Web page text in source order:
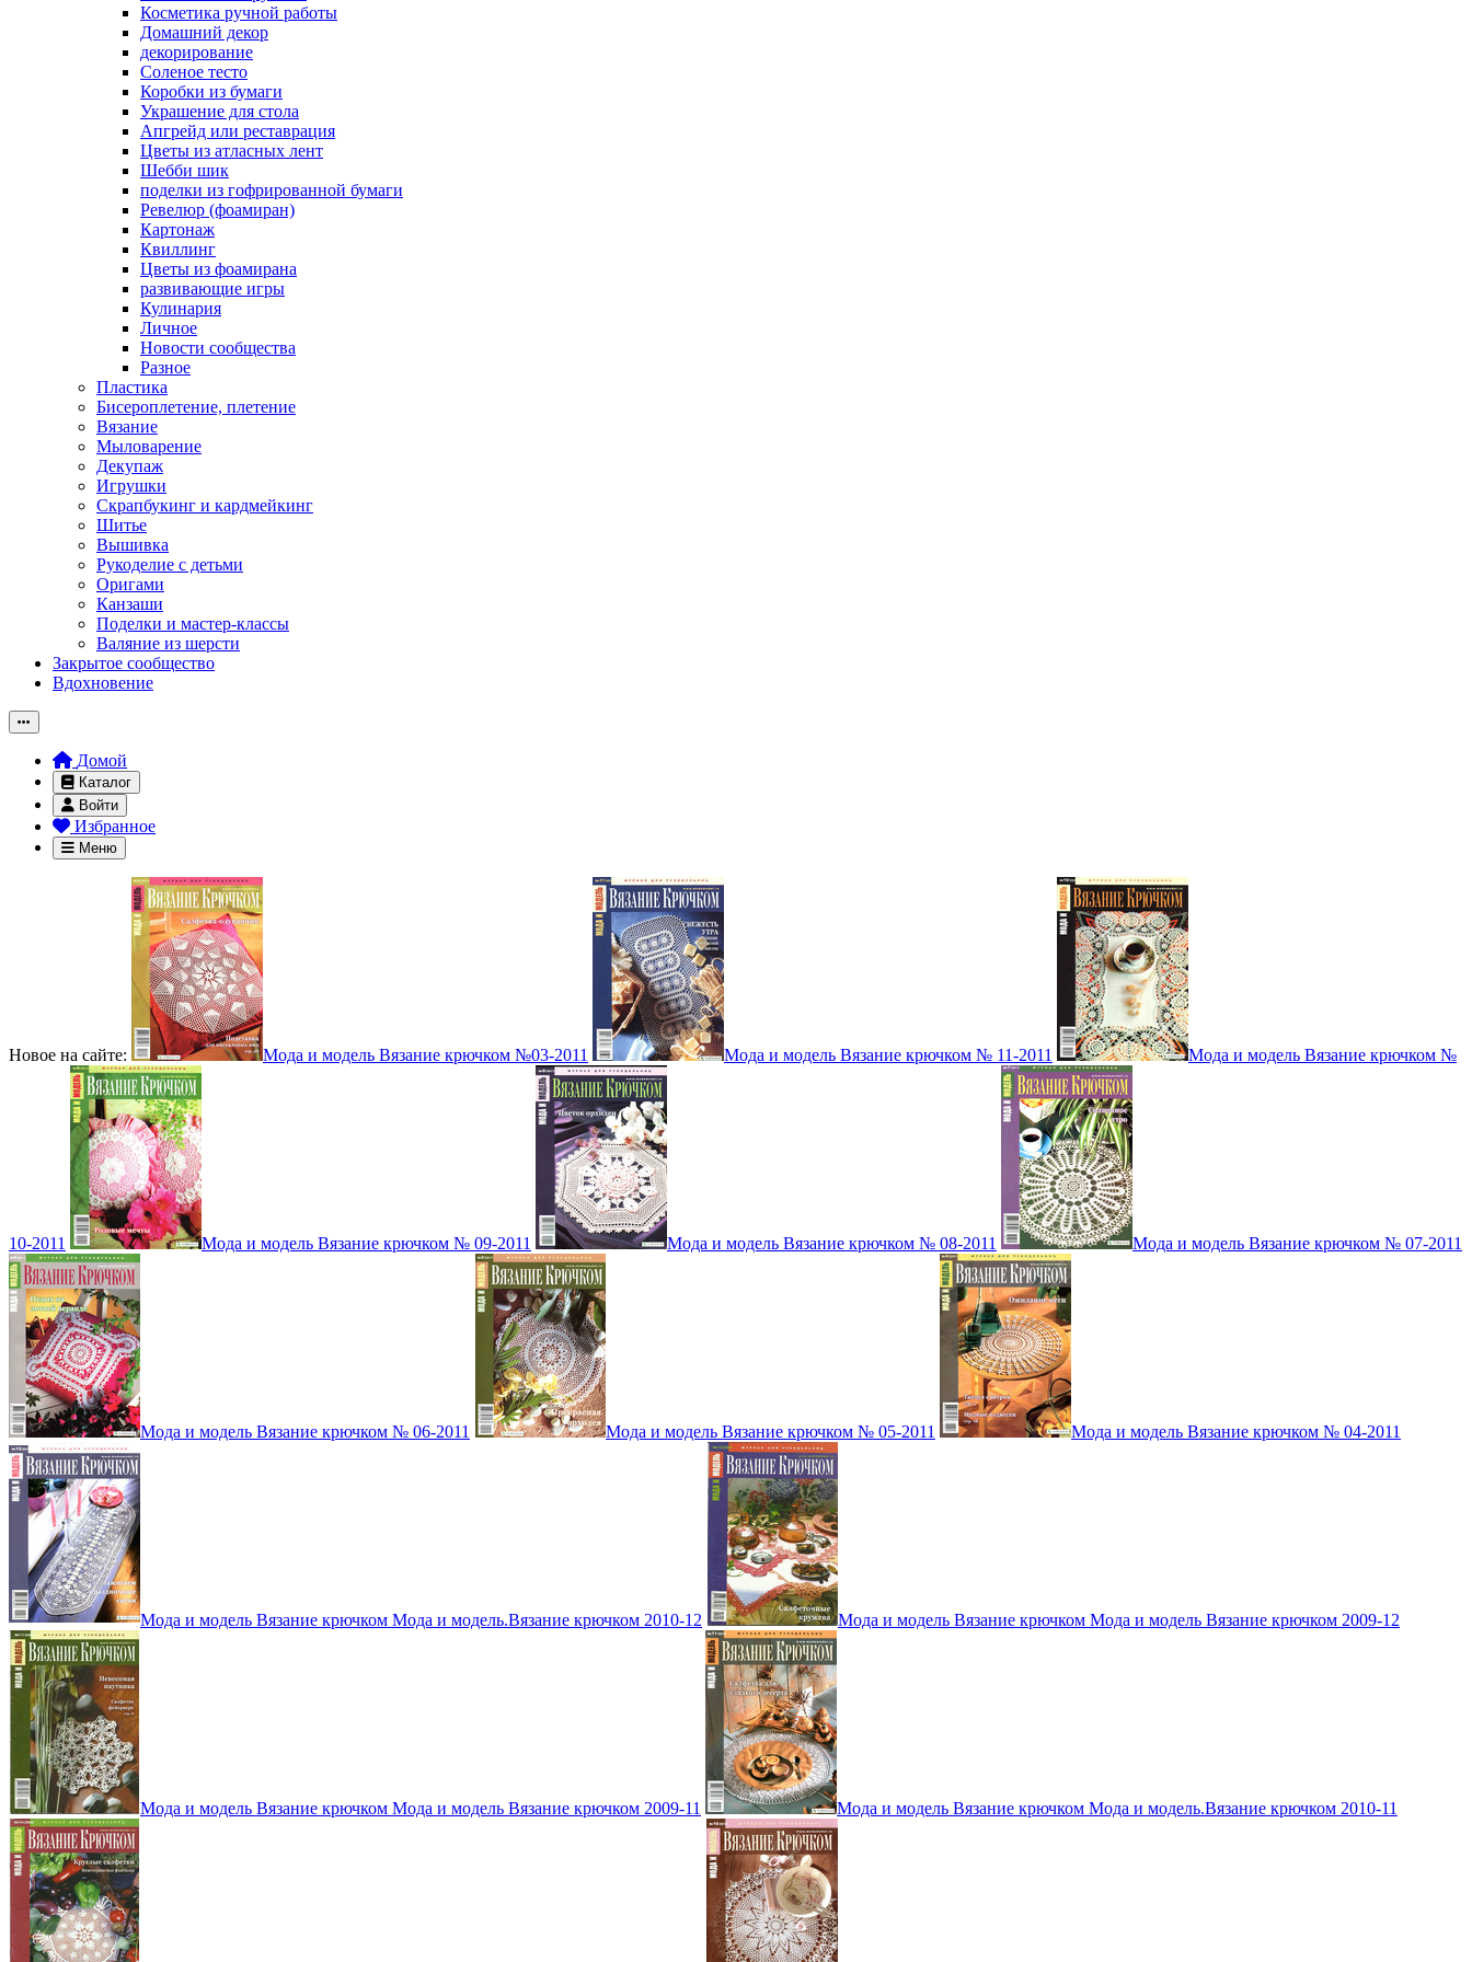
Косметика ручной работы
Домашний декор
декорирование
Соленое тесто
Коробки из бумаги
Украшение для стола
Апгрейд или реставрация
Цветы из атласных лент
Шебби шик
поделки из гофрированной бумаги
Ревелюр (фоамиран)
Картонаж
Квиллинг
Цветы из фоамирана
развивающие игры
Кулинария
Личное
Новости сообщества
Разное
Пластика
Бисероплетение, плетение
Вязание
Мыловарение
Декупаж
Игрушки
Скрапбукинг и кардмейкинг
Шитье
Вышивка
Рукоделие с детьми
Оригами
Канзаши
Поделки и мастер-классы
Валяние из шерсти
Закрытое сообщество
Вдохновение
Домой
Каталог
Войти
Избранное
Меню
Новое на сайте: Мода и модель Вязание крючком №03-2011 Мода и модель Вязание крючком № 11-2011 Мода и модель Вязание крючком №
10-2011 Мода и модель Вязание крючком № 09-2011 Мода и модель Вязание крючком № 08-2011 Мода и модель Вязание крючком № 07-2011
Мода и модель Вязание крючком № 06-2011 Мода и модель Вязание крючком № 05-2011 Мода и модель Вязание крючком № 04-2011
Мода и модель Вязание крючком Мода и модель.Вязание крючком 2010-12 Мода и модель Вязание крючком Мода и модель Вязание крючком 2009-12
Мода и модель Вязание крючком Мода и модель Вязание крючком 2009-11 Мода и модель Вязание крючком Мода и модель.Вязание крючком 2010-11